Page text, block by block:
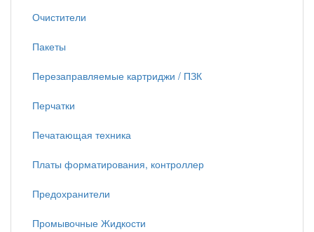
Очистители
Пакеты
Перезаправляемые картриджи / ПЗК
Перчатки
Печатающая техника
Платы форматирования, контроллер
Предохранители
Промывочные Жидкости